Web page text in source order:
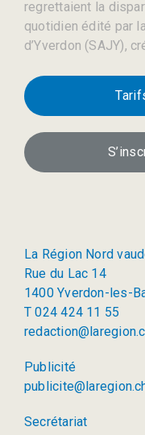
regrettaient la
quotidien édité par
d’Yverdon (SAJY),
La Région Nord
Rue du Lac 14
1400 Yverdon-les-
T 024 424 11 55
Publicité
Secrétariat